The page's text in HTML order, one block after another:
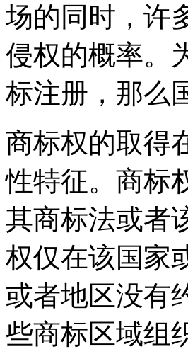
场的同时，许
侵权的概率。
标注册，那么
商标权的取得
性特征。商标
其商标法或者
权仅在该国家
或者地区没有
些商标区域组